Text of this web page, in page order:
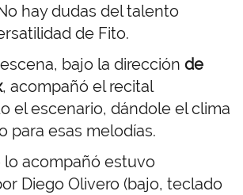
hay dudas del talento
de Fito.
bajo la dirección de
, acompañó el recital
el escenario, dándole el clima
para esas melodías.
lo acompañó estuvo
Diego Olivero (bajo, teclado